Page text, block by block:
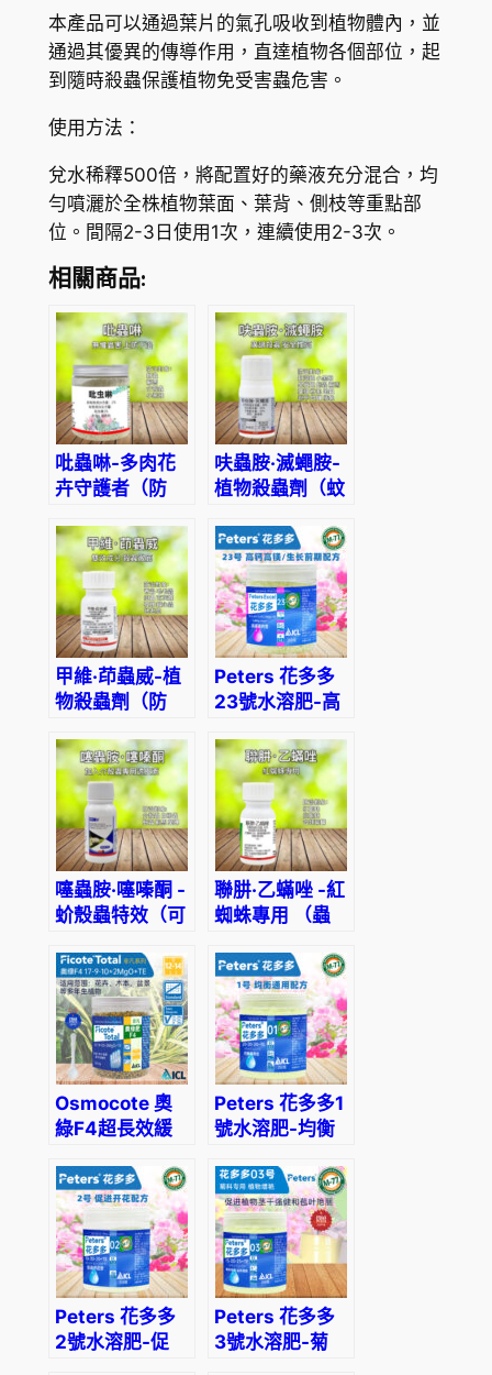
量
本產品可以通過葉片的氣孔吸收到植物體內，並
通過其優異的傳導作用，直達植物各個部位，起
到隨時殺蟲保護植物免受害蟲危害。
使用方法：
兌水稀釋500倍，將配置好的藥液充分混合，均
勻噴灑於全株植物葉面、葉背、側枝等重點部
位。間隔2-3日使用1次，連續使用2-3次。
相關商品:
吡蟲啉-多肉花
卉守護者（防
介殼蟲 小黑
飛）
呋蟲胺·滅蠅胺-
植物殺蟲劑（蚊
甲維·茚蟲威-植
物殺蟲劑（防
蟲、螟蟲、青菜
蟲、地老虎、小
菜蛾、葉蜂）
Peters 花多多
23號水溶肥-高
噻蟲胺·噻嗪酮 -
蚧殼蟲特效（可
殼）
聯肼·乙蟎唑 -紅
蜘蛛專用 （蟲
蟲、成蟲通殺）
Osmocote 奧
綠F4超長效緩
景、木本植物使
用
Peters 花多多1
號水溶肥-均衡
Peters 花多多
2號水溶肥-促
Peters 花多多
3號水溶肥-菊